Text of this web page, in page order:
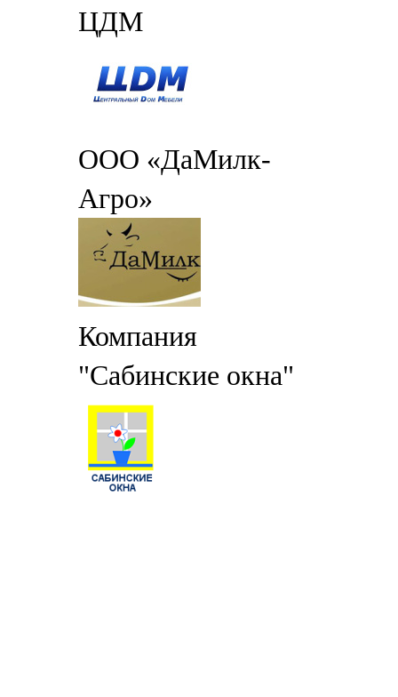
ЦДМ
ООО «ДаМилк-
Агро»
Компания
"Сабинские окна"